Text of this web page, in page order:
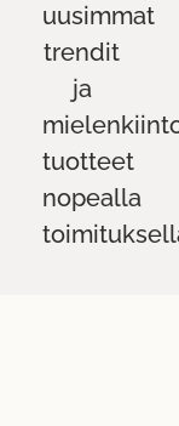
uusimmat
trendit
ja
tuotteet
nopealla